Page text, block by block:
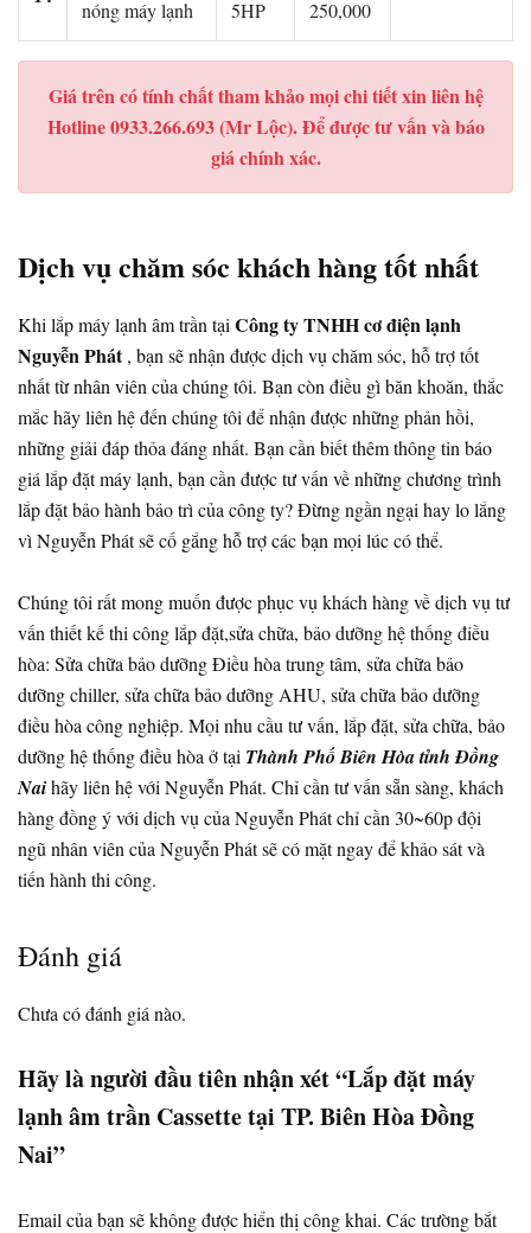
nóng máy lạnh 5HP 250,000
Giá trên có tính chất tham khảo mọi chi tiết xin liên hệ
Hotline 0933.266.693 (Mr Lộc). Để được tư vấn và báo
giá chính xác.
Dịch vụ chăm sóc khách hàng tốt nhất
Khi lắp máy lạnh âm trần tại Công ty TNHH cơ điện lạnh
Nguyễn Phát, bạn sẽ nhận được dịch vụ chăm sóc, hỗ trợ tốt
nhất từ nhân viên của chúng tôi. Bạn còn điều gì băn khoăn, thắc
mắc hãy liên hệ đến chúng tôi để nhận được những phản hồi,
những giải đáp thỏa đáng nhất. Bạn cần biết thêm thông tin báo
giá lắp đặt máy lạnh, bạn cần được tư vấn về những chương trình
lắp đặt bảo hành bảo trì của công ty? Đừng ngần ngại hay lo lắng
vì Nguyễn Phát sẽ cố gắng hỗ trợ các bạn mọi lúc có thể.
Chúng tôi rất mong muốn được phục vụ khách hàng về dịch vụ tư
vấn thiết kế thi công lắp đặt,sửa chữa, bảo dưỡng hệ thống điều
hòa: Sửa chữa bảo dưỡng Điều hòa trung tâm, sửa chữa bảo
dưỡng chiller, sửa chữa bảo dưỡng AHU, sửa chữa bảo dưỡng
điều hòa công nghiệp. Mọi nhu cầu tư vấn, lắp đặt, sửa chữa, bảo
dưỡng hệ thống điều hòa ở tại Thành Phố Biên Hòa tỉnh Đồng
Naihãy liên hệ với Nguyễn Phát. Chỉ cần tư vấn sẵn sàng, khách
hàng đồng ý với dịch vụ của Nguyễn Phát chỉ cần 30~60p đội
ngũ nhân viên của Nguyễn Phát sẽ có mặt ngay để khảo sát và
tiến hành thi công.
Đánh giá
Chưa có đánh giá nào.
Hãy là người đầu tiên nhận xét “Lắp đặt máy
lạnh âm trần Cassette tại TP. Biên Hòa Đồng
Nai”
Email của bạn sẽ không được hiển thị công khai. Các trường bắt